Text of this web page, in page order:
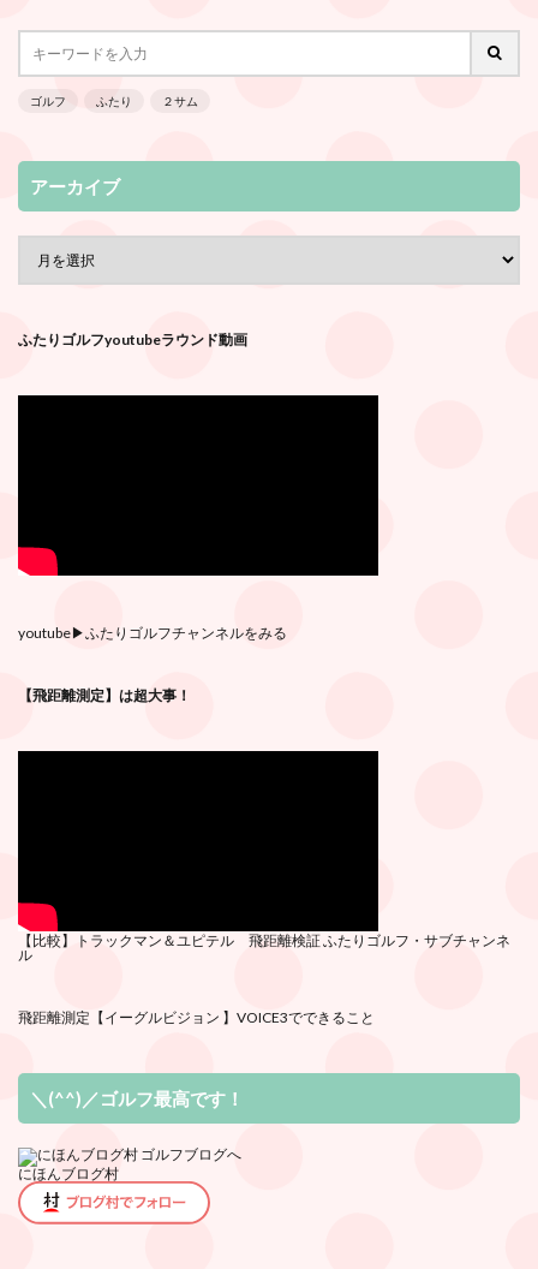
ゴルフ ふたり ２サム
アーカイブ
ふたりゴルフyoutubeラウンド動画
youtube▶︎ふたりゴルフチャンネルをみる
【飛距離測定】は超大事！
【比較】トラックマン＆ユピテル 飛距離検証ふたりゴルフ・サブチ ャンネ
ル
飛距離測定 【イーグルビジョン 】VOICE3でできること
＼(^^)／ゴルフ最高です！
にほんブログ村